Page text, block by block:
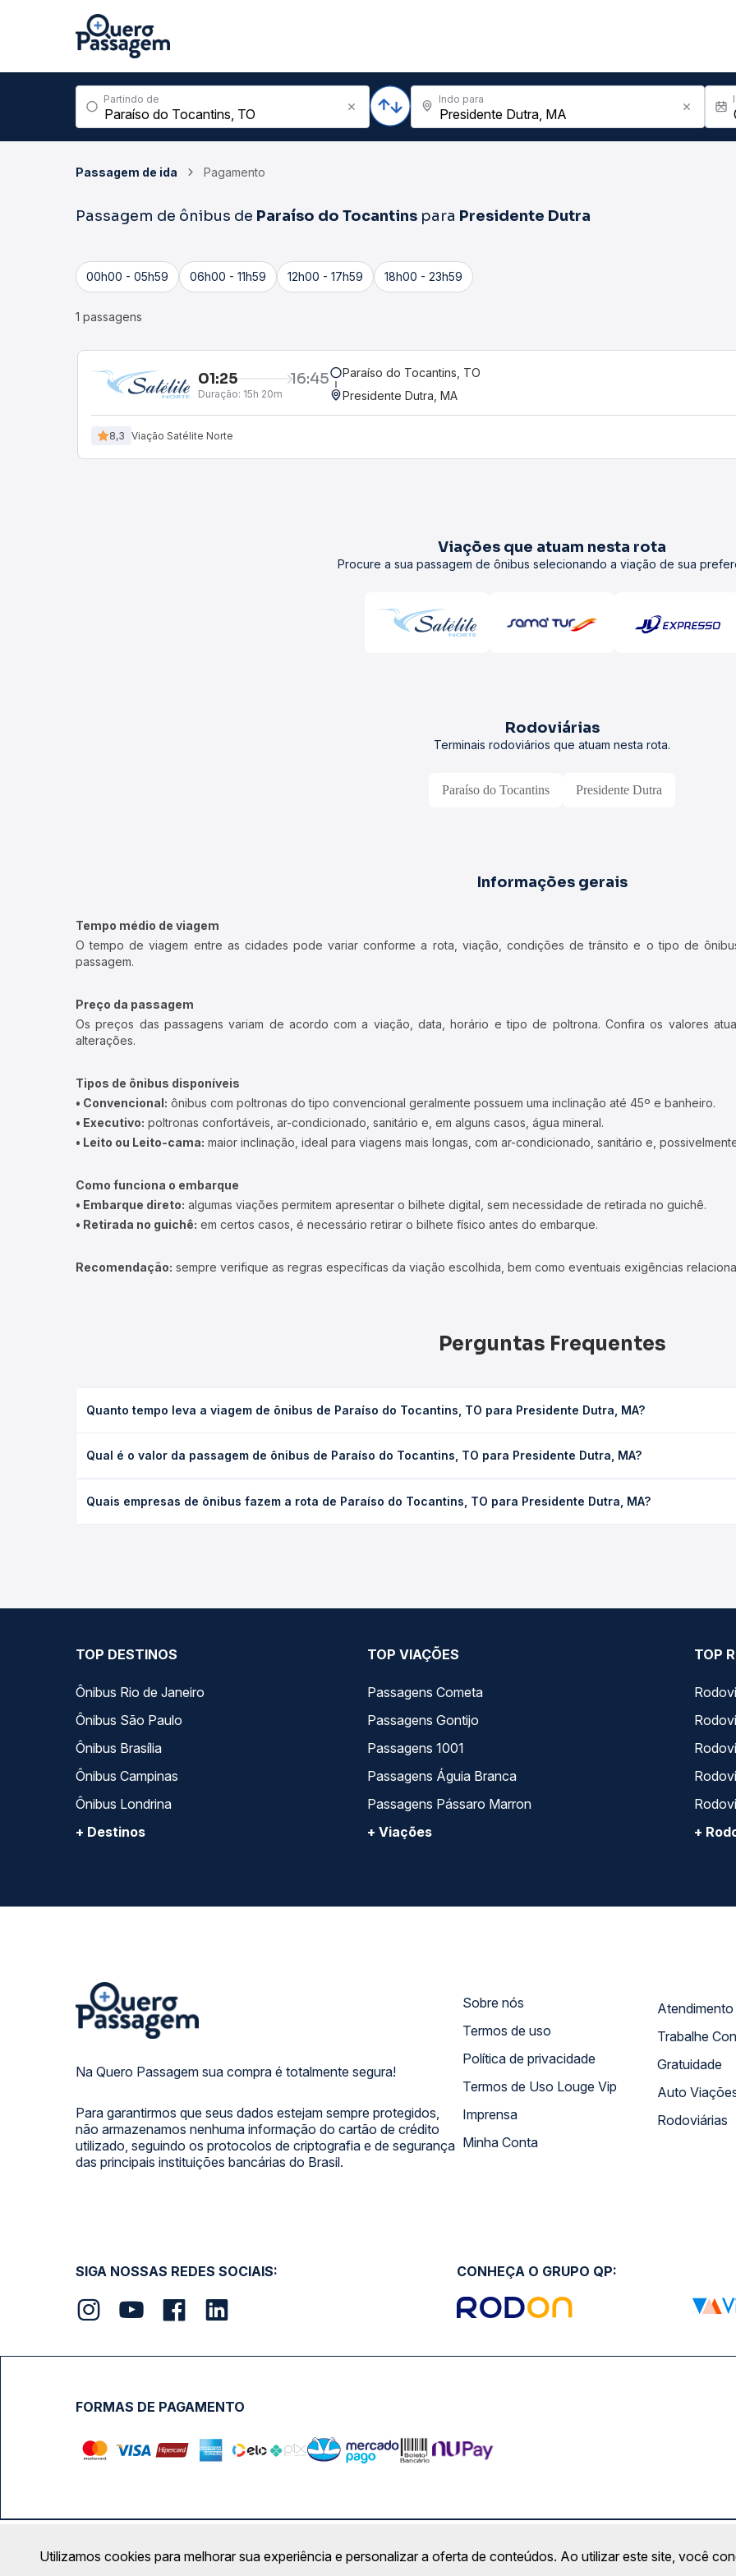
Partindo de Indo para
Passagem de ida Pagamento
Passagem de ônibus de Paraíso do Tocantins para Presidente Dutra
00h00 - 05h59 06h00 - 11h59 12h00 - 17h59 18h00 - 23h59
1 passagens
01:25 16:45
Duração: 15h 20m
Paraíso do Tocantins, TO
Presidente Dutra, MA
8,3 Viação Satélite Norte
Viações que atuam nesta rota
Procure a sua passagem de ônibus selecionando a viação de sua
Rodoviárias
Terminais rodoviários que atuam nesta rota.
Paraíso do Tocantins Presidente Dutra
Informações gerais
Tempo médio de viagem
O tempo de viagem entre as cidades pode variar conforme a rota, viação, condições de trânsito e o tipo de
passagem.
Preço da passagem
Os preços das passagens variam de acordo com a viação, data, horário e tipo de poltrona. Confira os valores
alterações.
Tipos de ônibus disponíveis
• Convencional: ônibus com poltronas do tipo convencional geralmente possuem uma inclinação até 45º e banheiro.
• Executivo: poltronas confortáveis, ar-condicionado, sanitário e, em alguns casos, água mineral.
• Leito ou Leito-cama: maior inclinação, ideal para viagens mais longas, com ar-condicionado, sanitário e,
Como funciona o embarque
• Embarque direto: algumas viações permitem apresentar o bilhete digital, sem necessidade de retirada no guichê.
• Retirada no guichê: em certos casos, é necessário retirar o bilhete físico antes do embarque.
Recomendação: sempre verifique as regras específicas da viação escolhida, bem como eventuais exigências
Perguntas Frequentes
Quanto tempo leva a viagem de ônibus de Paraíso do Tocantins, TO para Presidente Dutra, MA?
(convencional, executivo ou leito) e as condições de tráfego. Na Quero Passagem você consulta os horários
Qual é o valor da passagem de ônibus de Paraíso do Tocantins, TO para Presidente Dutra, MA?
de poltrona e a antecedência da compra. Na Quero Passagem você compara os preços de todas as viações em
Quais empresas de ônibus fazem a rota de Paraíso do Tocantins, TO para Presidente Dutra, MA?
TOP DESTINOS
Ônibus Rio de Janeiro
Ônibus São Paulo
Ônibus Brasília
Ônibus Campinas
Ônibus Londrina
+ Destinos
TOP VIAÇÕES
Passagens Cometa
Passagens Gontijo
Passagens 1001
Passagens Águia Branca
Passagens Pássaro Marron
+ Viações
TOP
+
Na Quero Passagem sua compra é totalmente segura!
Para garantirmos que seus dados estejam sempre protegidos,
não armazenamos nenhuma informação do cartão de crédito
utilizado, seguindo os protocolos de criptografia e de segurança
das principais instituições bancárias do Brasil.
Sobre nós
Termos de uso
Política de privacidade
Termos de Uso Louge Vip
Imprensa
Minha Conta
Trabalhe
Gratuidade
Auto
Rodoviárias
SIGA NOSSAS REDES SOCIAIS: CONHEÇA O GRUPO QP:
FORMAS DE PAGAMENTO
Calçada das Margaridas, 163 - Sala 02 - Condomínio Centro Comercial Alphaville, Barueri - SP | CEP: 06453-038 |
Utilizamos cookies para melhorar sua experiência e personalizar a oferta de conteúdos. Ao utilizar este site, você